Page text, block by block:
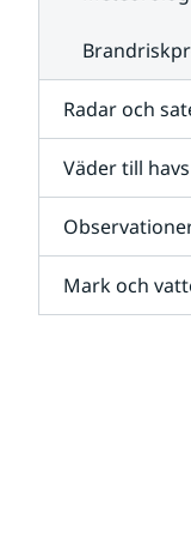
Radar och
Väder till havs
Mark och